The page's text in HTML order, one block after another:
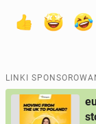
LINKI